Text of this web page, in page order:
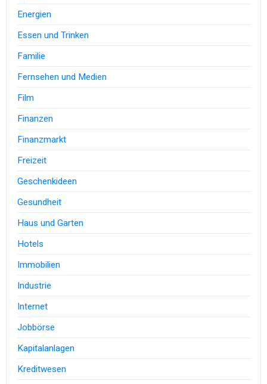
Energien
Essen und Trinken
Familie
Fernsehen und Medien
Film
Finanzen
Finanzmarkt
Freizeit
Geschenkideen
Gesundheit
Haus und Garten
Hotels
Immobilien
Industrie
Internet
Jobbörse
Kapitalanlagen
Kreditwesen